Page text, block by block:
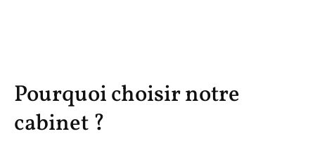
Pourquoi choisir notre
cabinet ?